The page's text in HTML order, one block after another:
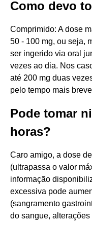
Como devo
Comprimido: A dose
50 - 100 mg, ou seja,
ser ingerido via oral
vezes ao dia. Nos
até 200 mg duas
pelo tempo mais
Pode tomar
horas?
Caro amigo, a dose
(ultrapassa o valor
informação
excessiva pode
(sangramento
do sangue, alterações